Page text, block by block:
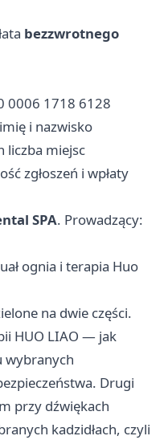
bezzwrotnego
0006 1718 6128
i nazwisko
liczba miejsc
zgłoszeń i wpłaty
SPA. Prowadzący:
ognia i terapia Huo
na dwie części.
HUO LIAO — jak
wybranych
Drugi
przy dźwiękach
kadzidłach, czyli